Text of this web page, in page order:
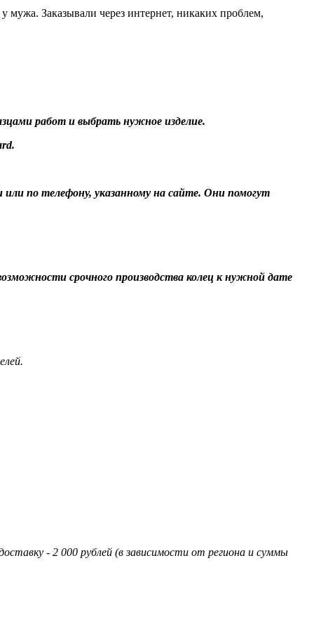
мужа. Заказывали через интернет, никаких проблем,
работ и выбрать нужное изделие.
или по телефону, указанному на сайте. Они помогут
срочного производства колец к нужной дате
- 2 000 рублей (в зависимости от региона и суммы